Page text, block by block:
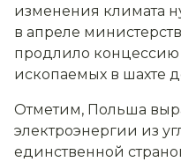
изменения климата
в апреле
продлило концессию
ископаемых в шахте
Отметим, Польша
электроэнергии из
единственной